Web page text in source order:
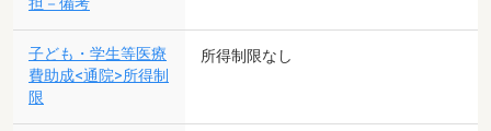
子ども・学生等医療
費助成<通院>所得制
限
所得制限なし